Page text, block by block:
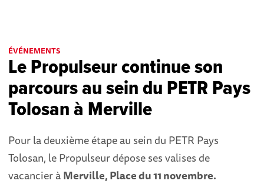
ÉVÉNEMENTS
Le Propulseur continue son
parcours au sein du PETR Pays
Tolosan à Merville
Pour la deuxième étape au sein du PETR Pays
Tolosan, le Propulseur dépose ses valises de
vacancier àMerville, Place du 11 novembre.